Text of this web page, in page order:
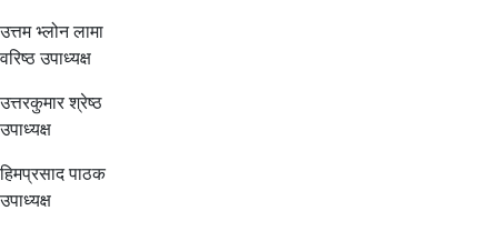
उत्तम भ्लोन लामा
वरिष्ठ उपाध्यक्ष
उत्तरकुमार श्रेष्ठ
उपाध्यक्ष
हिमप्रसाद पाठक
उपाध्यक्ष